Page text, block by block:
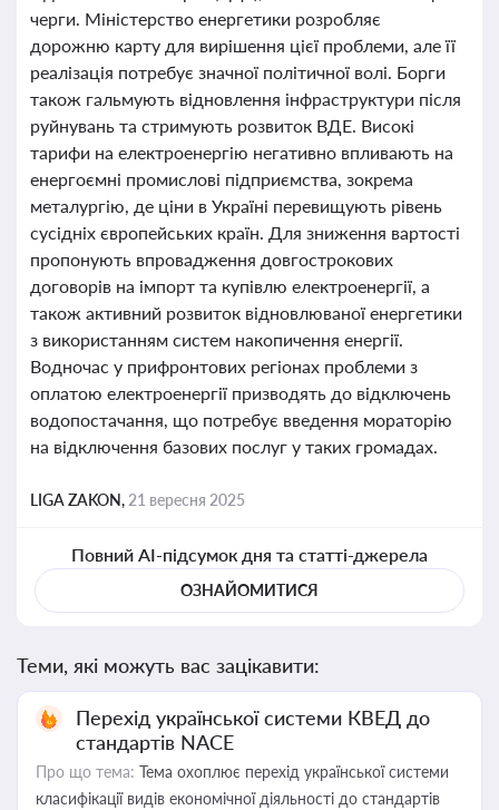
черги. Міністерство енергетики розробляє
дорожню карту для вирішення цієї проблеми, але її
реалізація потребує значної політичної волі. Борги
також гальмують відновлення інфраструктури після
руйнувань та стримують розвиток ВДЕ. Високі
тарифи на електроенергію негативно впливають на
енергоємні промислові підприємства, зокрема
металургію, де ціни в Україні перевищують рівень
сусідніх європейських країн. Для зниження вартості
пропонують впровадження довгострокових
договорів на імпорт та купівлю електроенергії, а
також активний розвиток відновлюваної енергетики
з використанням систем накопичення енергії.
Водночас у прифронтових регіонах проблеми з
оплатою електроенергії призводять до відключень
водопостачання, що потребує введення мораторію
на відключення базових послуг у таких громадах.
LIGA ZAKON, 21 вересня 2025
Повний AI-підсумок дня та статті-джерела
ОЗНАЙОМИТИСЯ
Теми, які можуть вас зацікавити:
Перехід української системи КВЕД до
стандартів NACE
Про що тема: Тема охоплює перехід української системи
класифікації видів економічної діяльності до стандартів